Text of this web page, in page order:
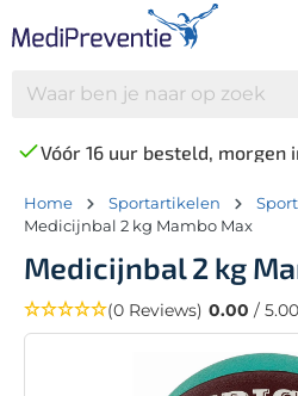
Vóór 16 uur besteld, morgen
Home Sportartikelen
Medicijnbal 2 kg Mambo Max
Medicijnbal 2 kg
(0 Reviews) 0.00 / 5.00